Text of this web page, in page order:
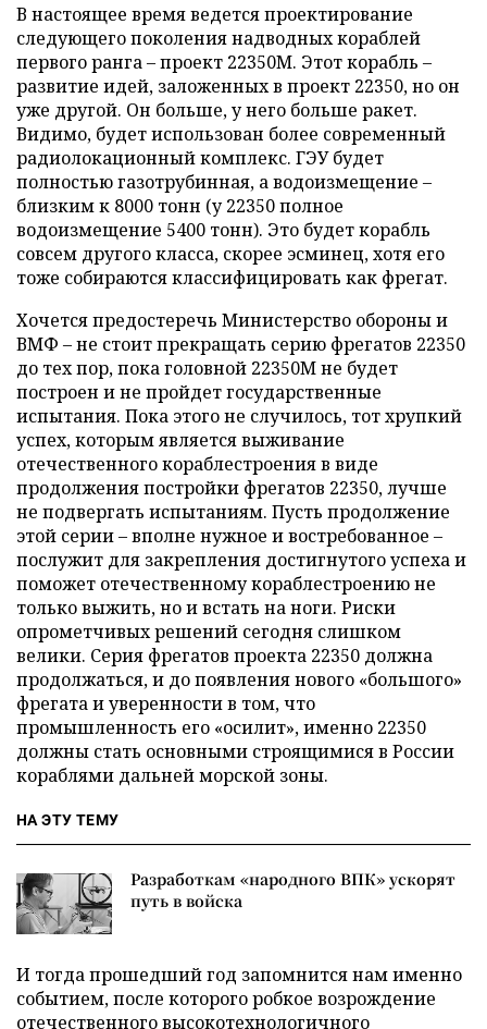
В настоящее время ведется проектирование
следующего поколения надводных кораблей
первого ранга – проект 22350М. Этот корабль –
развитие идей, заложенных в проект 22350, но он
уже другой. Он больше, у него больше ракет.
Видимо, будет использован более современный
радиолокационный комплекс. ГЭУ будет
полностью газотрубинная, а водоизмещение –
близким к 8000 тонн (у 22350 полное
водоизмещение 5400 тонн). Это будет корабль
совсем другого класса, скорее эсминец, хотя его
тоже собираются классифицировать как фрегат.
Хочется предостеречь Министерство обороны и
ВМФ – не стоит прекращать серию фрегатов 22350
до тех пор, пока головной 22350М не будет
построен и не пройдет государственные
испытания. Пока этого не случилось, тот хрупкий
успех, которым является выживание
отечественного кораблестроения в виде
продолжения постройки фрегатов 22350, лучше
не подвергать испытаниям. Пусть продолжение
этой серии – вполне нужное и востребованное –
послужит для закрепления достигнутого успеха и
поможет отечественному кораблестроению не
только выжить, но и встать на ноги. Риски
опрометчивых решений сегодня слишком
велики. Серия фрегатов проекта 22350 должна
продолжаться, и до появления нового «большого»
фрегата и уверенности в том, что
промышленность его «осилит», именно 22350
должны стать основными строящимися в России
кораблями дальней морской зоны.
НА ЭТУ ТЕМУ
Разработкам «народного ВПК» ускорят
путь в войска
И тогда прошедший год запомнится нам именно
событием, после которого робкое возрождение
отечественного высокотехнологичного